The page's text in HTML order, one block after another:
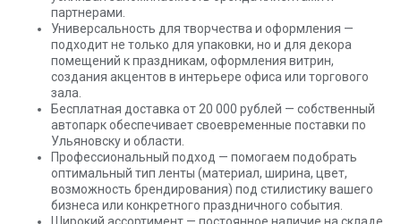
партнерами.
Универсальность для творчества и оформления —
подходит не только для упаковки, но и для декора
помещений к праздникам, оформления витрин,
создания акцентов в интерьере офиса или торгового
зала.
Бесплатная доставка от 20 000 рублей — собственный
автопарк обеспечивает своевременные поставки по
Ульяновску и области.
Профессиональный подход — помогаем подобрать
оптимальный тип ленты (материал, ширина, цвет,
возможность брендирования) под стилистику вашего
бизнеса или конкретного праздничного события.